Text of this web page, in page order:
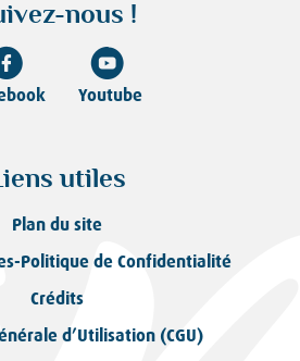
nous !
Youtube
utiles
Plan du site
Politique de Confidentialité
Crédits
d’Utilisation (CGU)